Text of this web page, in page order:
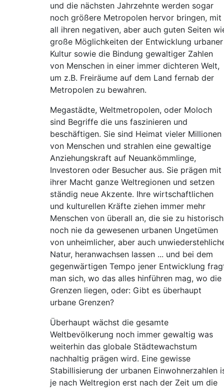
und die nächsten Jahrzehnte werden sogar
noch größere Metropolen hervor bringen, mit
all ihren negativen, aber auch guten Seiten
große Möglichkeiten der Entwicklung urbaner
Kultur sowie die Bindung gewaltiger Zahlen
von Menschen in einer immer dichteren Welt,
um z.B. Freiräume auf dem Land fernab der
Metropolen zu bewahren.
Megastädte, Weltmetropolen, oder Moloch
sind Begriffe die uns faszinieren und
beschäftigen. Sie sind Heimat vieler Millionen
von Menschen und strahlen eine gewaltige
Anziehungskraft auf Neuankömmlinge,
Investoren oder Besucher aus. Sie prägen mit
ihrer Macht ganze Weltregionen und setzen
ständig neue Akzente. Ihre wirtschaftlichen
und kulturellen Kräfte ziehen immer mehr
Menschen von überall an, die sie zu historisch
noch nie da gewesenen urbanen Ungetümen
von unheimlicher, aber auch
Natur, heranwachsen lassen ... und bei dem
gegenwärtigen Tempo jener Entwicklung
man sich, wo das alles hinführen mag, wo die
Grenzen liegen, oder: Gibt es überhaupt
urbane Grenzen?
Überhaupt wächst die gesamte
Weltbevölkerung noch immer gewaltig was
weiterhin das globale Städtewachstum
nachhaltig prägen wird. Eine gewisse
Stabillisierung der urbanen Einwohnerzahlen
je nach Weltregion erst nach der Zeit um die